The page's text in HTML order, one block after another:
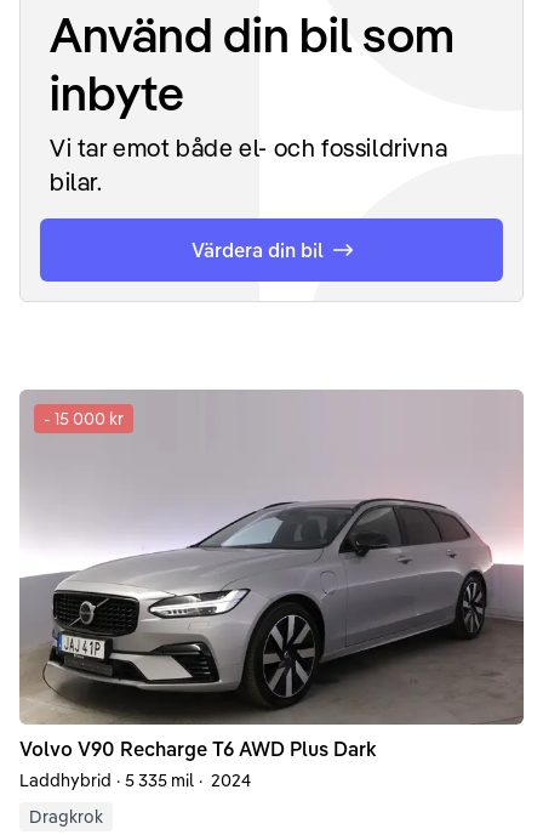
- 15 000 kr
Volvo V90 Recharge T6 AWD Plus Dark
Laddhybrid · 5 335 mil · 2024
Dragkrok
Använd din bil som
inbyte
Vi tar emot både el- och fossildrivna
bilar.
Värdera din bil